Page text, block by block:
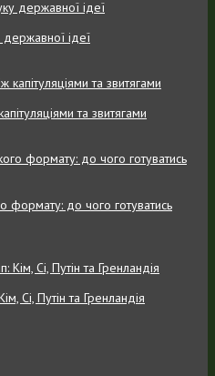
ідеї
та звитягами
формату: до чого готуватись
Сі, Путін та Гренландія